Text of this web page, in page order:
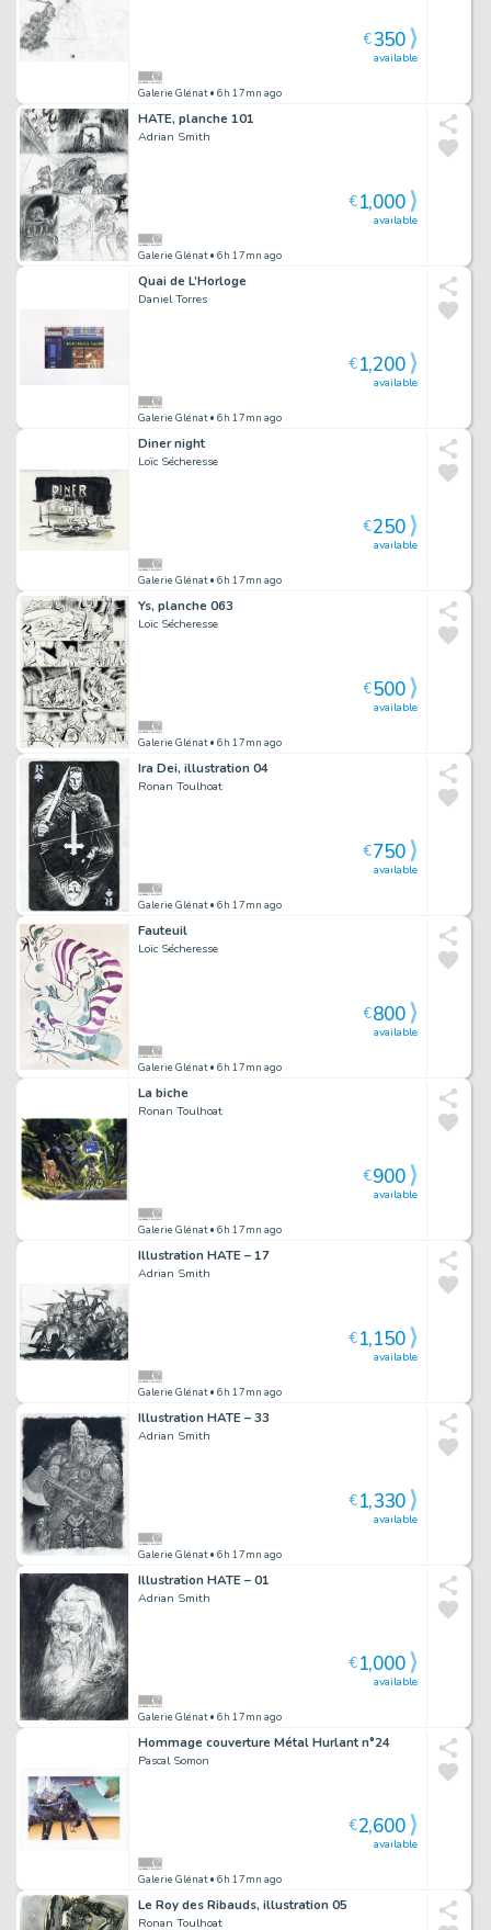
Galerie Glénat• 6h 17mn ago
available
€350
HATE, planche 101
Adrian Smith
Galerie Glénat• 6h 17mn ago
available
€1,000
Quai de L’Horloge
Daniel Torres
Galerie Glénat• 6h 17mn ago
available
€1,200
Diner night
Loïc Sécheresse
Galerie Glénat• 6h 17mn ago
available
€250
Ys, planche 063
Loïc Sécheresse
Galerie Glénat• 6h 17mn ago
available
€500
Ira Dei, illustration 04
Ronan Toulhoat
Galerie Glénat• 6h 17mn ago
available
€750
Fauteuil
Loïc Sécheresse
Galerie Glénat• 6h 17mn ago
available
€800
La biche
Ronan Toulhoat
Galerie Glénat• 6h 17mn ago
available
€900
Illustration HATE – 17
Adrian Smith
Galerie Glénat• 6h 17mn ago
available
€1,150
Illustration HATE – 33
Adrian Smith
Galerie Glénat• 6h 17mn ago
available
€1,330
Illustration HATE – 01
Adrian Smith
Galerie Glénat• 6h 17mn ago
available
€1,000
Hommage couverture Métal Hurlant n°24
Pascal Somon
Galerie Glénat• 6h 17mn ago
available
€2,600
Le Roy des Ribauds, illustration 05
Ronan Toulhoat